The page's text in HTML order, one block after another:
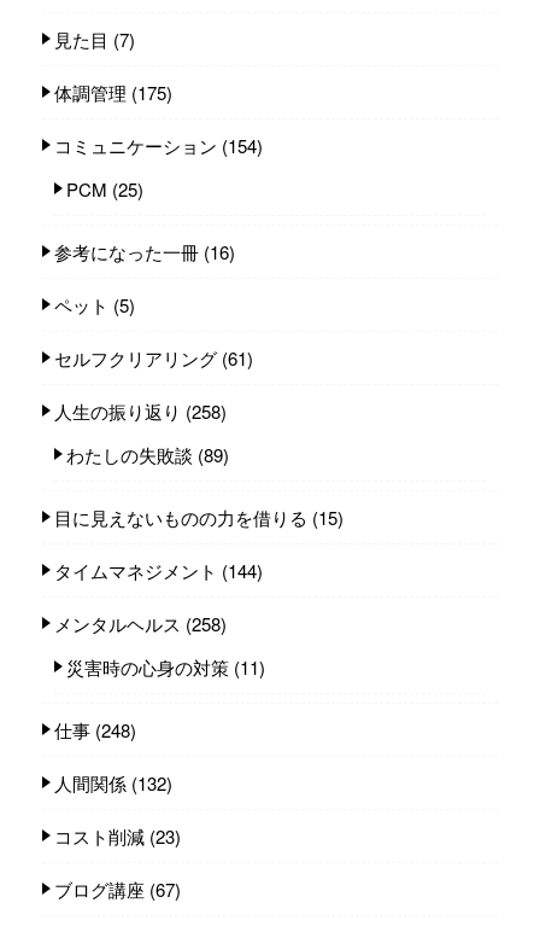
見た目 (7)
体調管理 (175)
コミュニケーション (154)
PCM (25)
参考になった一冊 (16)
ペット (5)
セルフクリアリング (61)
人生の振り返り (258)
わたしの失敗談 (89)
目に見えないものの力を借りる (15)
タイムマネジメント (144)
メンタルヘルス (258)
災害時の心身の対策 (11)
仕事 (248)
人間関係 (132)
コスト削減 (23)
ブログ講座 (67)